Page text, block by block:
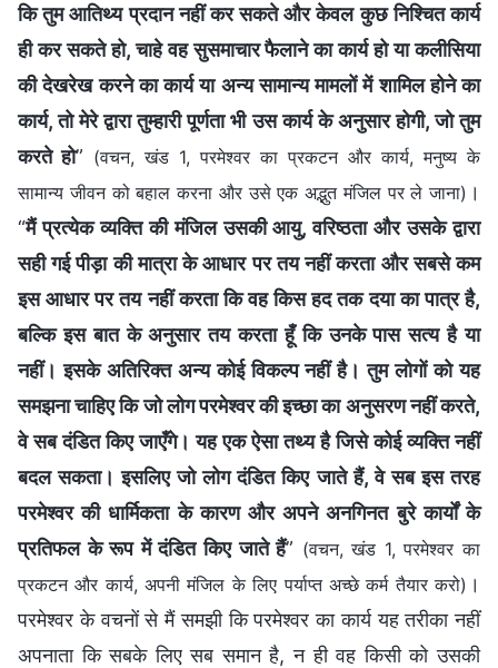
कि तुम आतिथ्य प्रदान नहीं कर सकते और केवल कुछ निश्चित कार्य
ही कर सकते हो, चाहे वह सुसमाचार फैलाने का कार्य हो या कलीसिया
की देखरेख करने का कार्य या अन्य सामान्य मामलों में शामिल होने का
कार्य, तो मेरे द्वारा तुम्हारी पूर्णता भी उस कार्य के अनुसार होगी, जो तुम
करते हो” (वचन, खंड 1, परमेश्वर का प्रकटन और कार्य, मनुष्य के
सामान्य जीवन को बहाल करना और उसे एक अद्भुत मंजिल पर ले जाना) ।
“मैं प्रत्येक व्यक्ति की मंजिल उसकी आयु, वरिष्ठता और उसके द्वारा
सही गई पीड़ा की मात्रा के आधार पर तय नहीं करता और सबसे कम
इस आधार पर तय नहीं करता कि वह किस हद तक दया का पात्र है,
बल्कि इस बात के अनुसार तय करता हूँ कि उनके पास सत्य है या
नहीं। इसके अतिरिक्त अन्य कोई विकल्प नहीं है। तुम लोगों को यह
समझना चाहिए कि जो लोग परमेश्वर की इच्छा का अनुसरण नहीं करते,
वे सब दंडित किए जाएँगे। यह एक ऐसा तथ्य है जिसे कोई व्यक्ति नहीं
बदल सकता। इसलिए जो लोग दंडित किए जाते हैं, वे सब इस तरह
परमेश्वर की धार्मिकता के कारण और अपने अनगिनत बुरे कार्यों के
प्रतिफल के रूप में दंडित किए जाते हैं” (वचन, खंड 1, परमेश्वर का
प्रकटन और कार्य, अपनी मंजिल के लिए पर्याप्त अच्छे कर्म तैयार करो) ।
परमेश्वर के वचनों से मैं समझी कि परमेश्वर का कार्य यह तरीका नहीं
अपनाता कि सबके लिए सब समान है, न ही वह किसी को उसकी